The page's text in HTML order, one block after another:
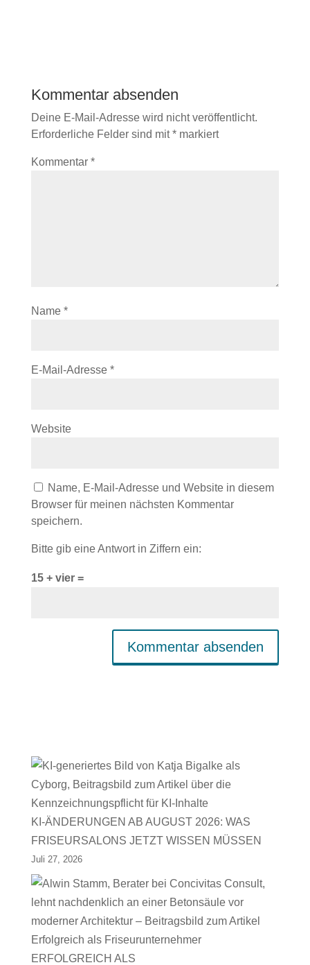
Kommentar absenden
Deine E-Mail-Adresse wird nicht veröffentlicht.
Erforderliche Felder sind mit*markiert
Kommentar *
Name *
E-Mail-Adresse *
Website
Name, E-Mail-Adresse und Website in diesem
Browser für meinen nächsten Kommentar
speichern.
Bitte gib eine Antwort in Ziffern ein:
15 + vier =
KI-ÄNDERUNGEN AB AUGUST 2026: WAS
FRISEURSALONS JETZT WISSEN MÜSSEN
Juli 27, 2026
ERFOLGREICH ALS